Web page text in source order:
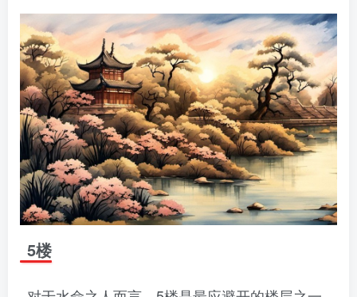
5楼